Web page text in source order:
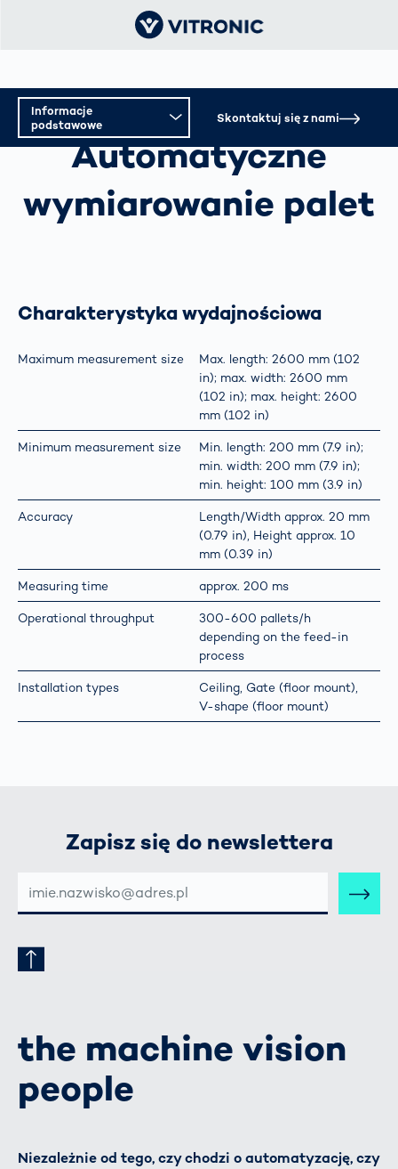
AUTOMATYCZNE WYMIAROWANIE PALET
Automatyczne
wymiarowanie palet
Informacje
podstawowe
Informacje podstawowe
Specyfikacja techniczna
Skontaktuj się z nami
Charakterystyka wydajnościowa
Maximum measurement size
Max. length: 2600 mm (102
in); max. width: 2600 mm
(102 in); max. height: 2600
mm (102 in)
Minimum measurement size
Min. length: 200 mm (7.9 in);
min. width: 200 mm (7.9 in);
min. height: 100 mm (3.9 in)
Accuracy
Length/Width approx. 20 mm
(0.79 in), Height approx. 10
mm (0.39 in)
Measuring time approx. 200 ms
Operational throughput
300-600 pallets/h
depending on the feed-in
process
Installation types
Ceiling, Gate (floor mount),
V-shape (floor mount)
Zapisz się do newslettera
MAIL-
ADRESSE
the machine vision
people
Niezależnie od tego, czy chodzi o automatyzację, czy